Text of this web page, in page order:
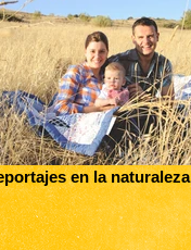
en la naturaleza